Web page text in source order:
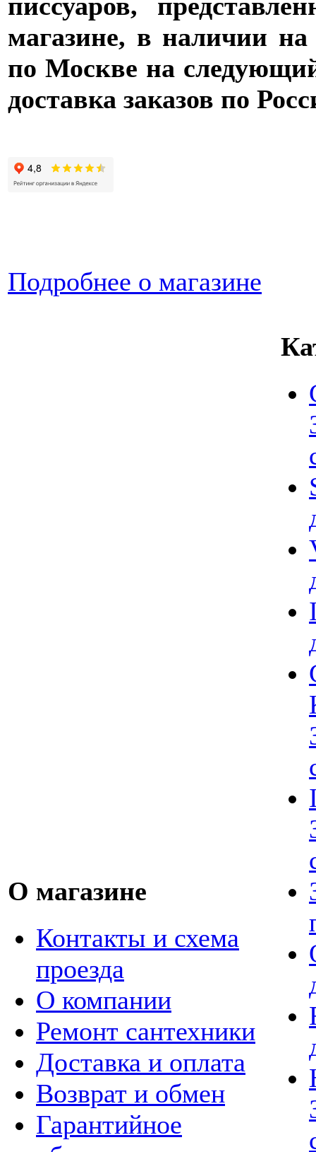
магазине, в наличии на
по Москве на
доставка заказов по
Подробнее о магазине
О магазине
Контакты и схема
проезда
О компании
Ремонт сантехники
Доставка и оплата
Возврат и обмен
Гарантийное